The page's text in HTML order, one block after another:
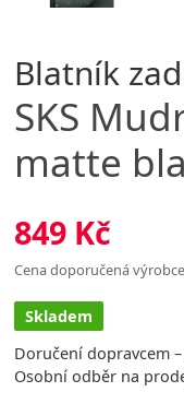
Blatník
SKS
matte
849 Kč
Cena doporučená
Skladem
Doručení dopravcem –
Osobní odběr na